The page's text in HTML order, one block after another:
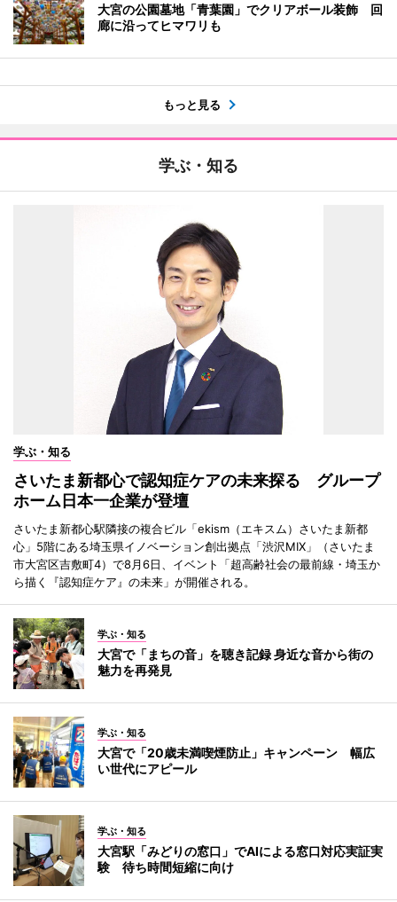
大宮の公園墓地「青葉園」でクリアボール装飾 回
廊に沿ってヒマワリも
もっと見る
学ぶ・知る
学ぶ・知る
さいたま新都心で認知症ケアの未来探る グループ
ホーム日本一企業が登壇
さいたま新都心駅隣接の複合ビル「ekism（エキスム）さいたま新都
心」5階にある埼玉県イノベーション創出拠点「渋沢MIX」（さいたま
市大宮区吉敷町4）で8月6日、イベント「超高齢社会の最前線・埼玉か
ら描く『認知症ケア』の未来」が開催される。
学ぶ・知る
大宮で「まちの音」を聴き記録 身近な音から街の
魅力を再発見
学ぶ・知る
大宮で「20歳未満喫煙防止」キャンペーン 幅広
い世代にアピール
学ぶ・知る
大宮駅「みどりの窓口」でAIによる窓口対応実証実
験 待ち時間短縮に向け